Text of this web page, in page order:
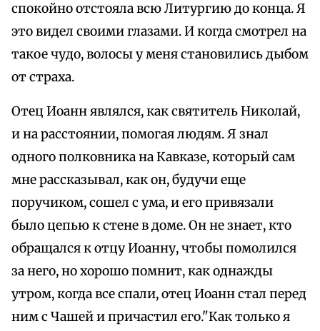
спокойно отстояла всю Литургию до конца. Я
это видел своими глазами. И когда смотрел на
такое чудо, волосы у меня становились дыбом
от страха.
Отец Иоанн являлся, как святитель Николай,
и на расстоянии, помогая людям. Я знал
одного полковника на Кавказе, который сам
мне рассказывал, как он, будучи еще
поручиком, сошел с ума, и его привязали
было цепью к стене в доме. Он не знает, кто
обращался к отцу Иоанну, чтобы помолился
за него, но хорошо помнит, как однажды
утром, когда все спали, отец Иоанн стал перед
ним с Чашей и причастил его."Как только я